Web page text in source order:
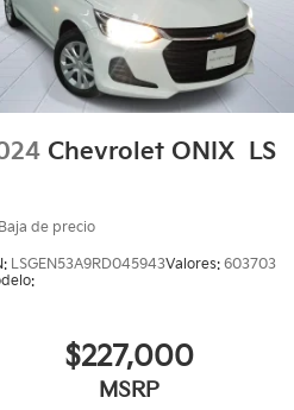
Chevrolet ONIX LS
Baja de precio
LSGEN53A9RD045943Valores: 603703
$227,000
MSRP